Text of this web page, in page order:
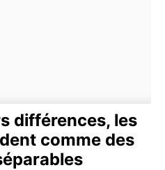
différences, les
comme des